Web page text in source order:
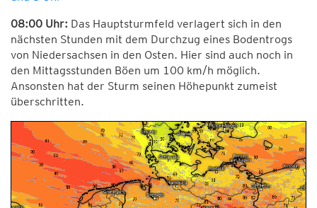
08:00 Uhr: Das Hauptsturmfeld verlagert sich in den
nächsten Stunden mit dem Durchzug eines Bodentrogs
von Niedersachsen in den Osten. Hier sind auch noch in
den Mittagsstunden Böen um 100 km/h möglich.
Ansonsten hat der Sturm seinen Höhepunkt zumeist
überschritten.